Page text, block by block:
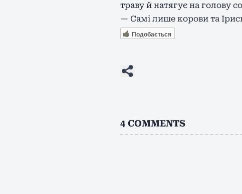
траву й натягує на голову
— Самі лише корови та
Подобається
4 COMMENTS